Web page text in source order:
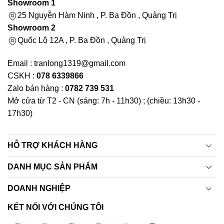
Showroom 1
25 Nguyễn Hàm Ninh , P. Ba Đồn , Quảng Trị
Showroom 2
Quốc Lộ 12A , P. Ba Đồn , Quảng Trị
Email : tranlong1319@gmail.com
CSKH : 078 6339866
Zalo bán hàng : 0782 739 531
Mở cửa từ T2 - CN (sáng: 7h - 11h30) ; (chiều: 13h30 -
17h30)
HỖ TRỢ KHÁCH HÀNG
DANH MỤC SẢN PHẨM
DOANH NGHIỆP
KẾT NỐI VỚI CHÚNG TÔI